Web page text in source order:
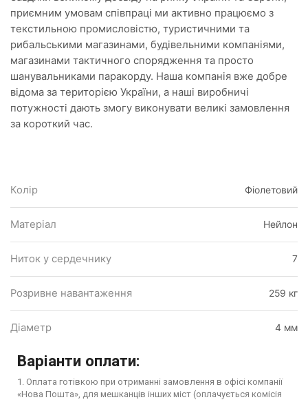
приємним умовам співпраці ми активно працюємо з
текстильною промисловістю, туристичними та
рибальськими магазинами, будівельними компаніями,
магазинами тактичного спорядження та просто
шанувальниками паракорду. Наша компанія вже добре
відома за територією України, а наші виробничі
потужності дають змогу виконувати великі замовлення
за короткий час.
Колір Фіолетовий
Матеріал Нейлон
Ниток у сердечнику 7
Розривне навантаження 259 кг
Діаметр 4 мм
Варіанти оплати:
1. Оплата готівкою при отриманні замовлення в офісі компанії
«Нова Пошта», для мешканців інших міст (оплачується комісія